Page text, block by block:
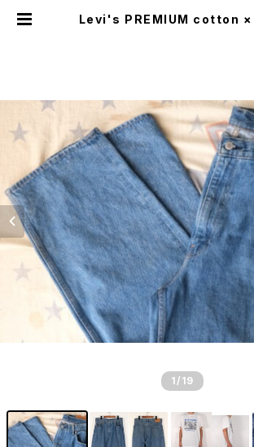
Levi's PREMIUM cotton ×
1 /19